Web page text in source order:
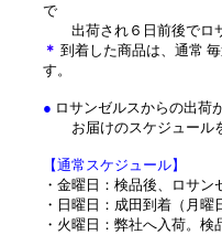
で
出荷され ６日前後でロ
＊ 到着した商品は、通常
す。
● ロサンゼルスからの出荷
お届けのスケジュール
【通常スケジュール】
・金曜日：検品後、ロサ
・日曜日：成田到着（月曜
・火曜日：弊社へ入荷。